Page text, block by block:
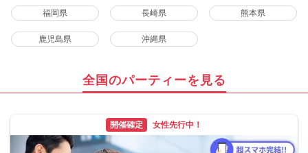
福岡県 長崎県 熊本県
鹿児島県 沖縄県
全国のパーティーを見る
開催確定 女性先行中！